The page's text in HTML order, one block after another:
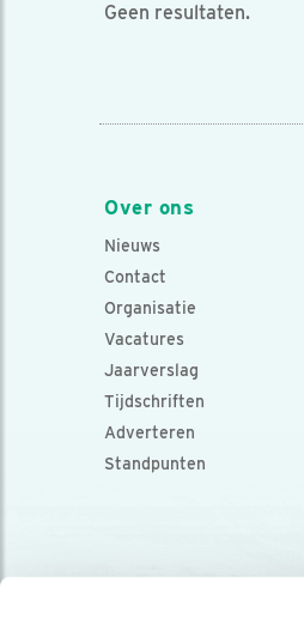
Geen resultaten.
Over ons
Nieuws
Contact
Organisatie
Vacatures
Jaarverslag
Tijdschriften
Adverteren
Standpunten